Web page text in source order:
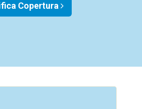
Copertura